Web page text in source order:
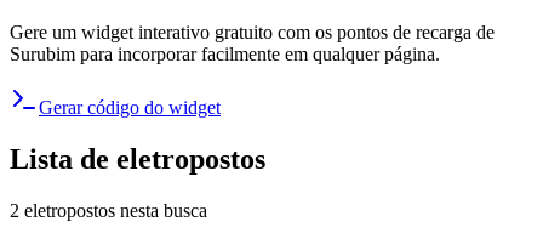
Gere um widget interativo gratuito com os pontos de recarga de
Surubim para incorporar facilmente em qualquer página.
Gerar código do widget
Lista de eletropostos
2 eletropostos nesta busca